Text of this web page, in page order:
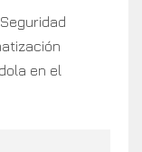
en el